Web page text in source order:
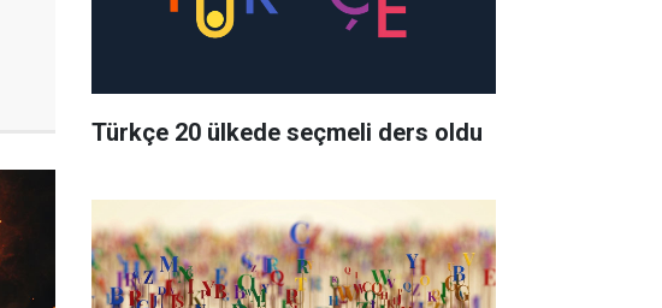
Türkçe 20 ülkede seçmeli ders oldu